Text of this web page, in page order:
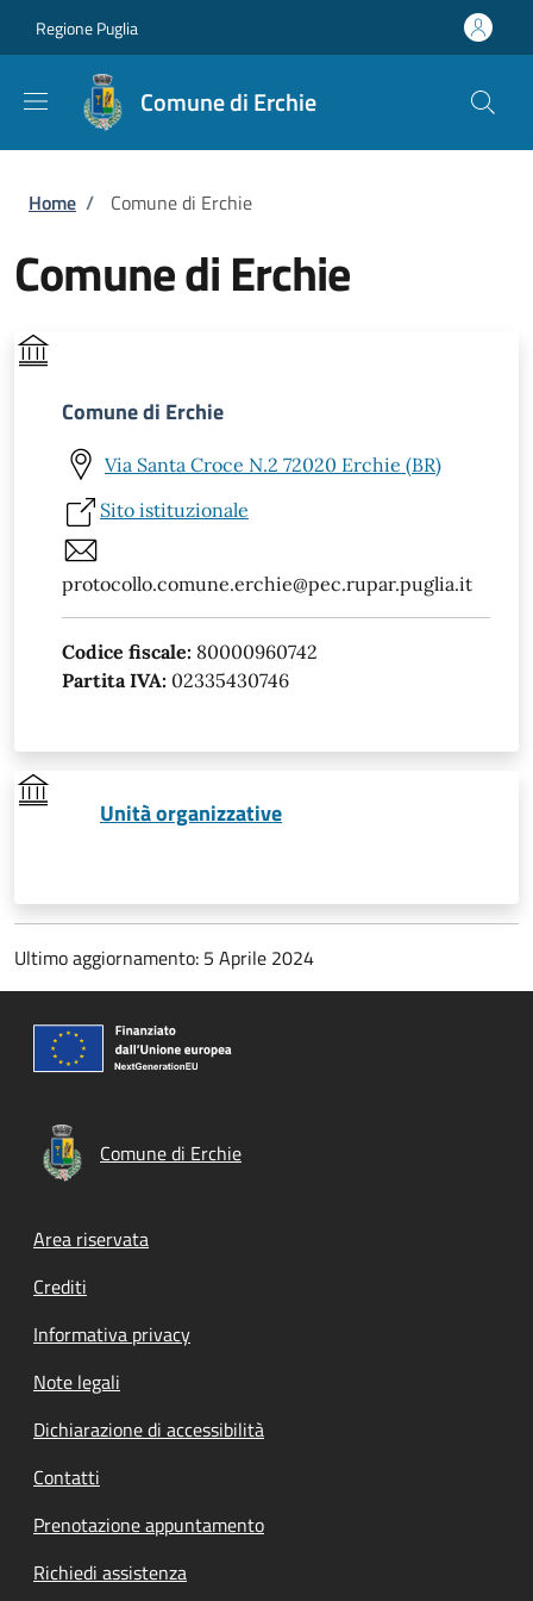
Regione Puglia
Comune di Erchie
Briciole di pane
Home / Comune di Erchie
Comune di Erchie
Comune di Erchie
Via Santa Croce N.2 72020 Erchie (BR)
Sito istituzionale
protocollo.comune.erchie@pec.rupar.puglia.it
Codice fiscale: 80000960742
Partita IVA: 02335430746
Unità organizzative
Ultimo aggiornamento: 5 Aprile 2024
Comune di Erchie
Footer menu
Area riservata
Crediti
Informativa privacy
Note legali
Dichiarazione di accessibilità
Contatti
Prenotazione appuntamento
Richiedi assistenza